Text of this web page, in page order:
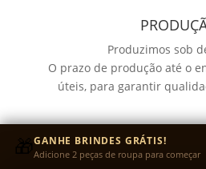
Produzimos sob
O prazo de produção até o
úteis, para garantir
🎁GANHE BRINDES GRÁTIS!
Adicione 2 peças de roupa para começar